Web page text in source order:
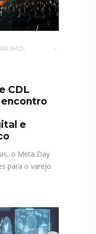
CDL
e
o Meta Day
para o varejo